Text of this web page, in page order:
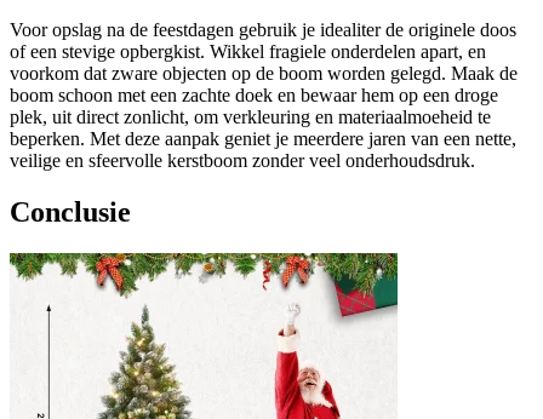
Voor opslag na de feestdagen gebruik je idealiter de originele doos
of een stevige opbergkist. Wikkel fragiele onderdelen apart, en
voorkom dat zware objecten op de boom worden gelegd. Maak de
boom schoon met een zachte doek en bewaar hem op een droge
plek, uit direct zonlicht, om verkleuring en materiaalmoeheid te
beperken. Met deze aanpak geniet je meerdere jaren van een nette,
veilige en sfeervolle kerstboom zonder veel onderhoudsdruk.
Conclusie